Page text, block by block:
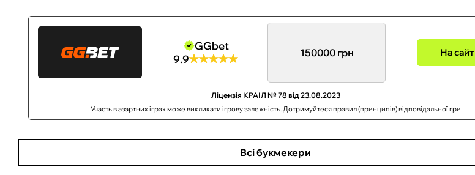
GGbet
9.9
150000 грн На сайт
Ліцензія КРАІЛ № 78 від 23.08.2023
Участь в азартних іграх може викликати ігрову залежність. Дотримуйтеся правил (принципів) відповідальної гри
Всі букмекери